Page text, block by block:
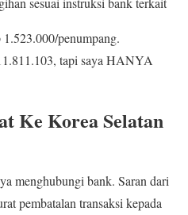
penumpang.
tapi saya HANYA
Ke Korea Selatan
menghubungi bank. Saran dari
pembatalan transaksi kepada